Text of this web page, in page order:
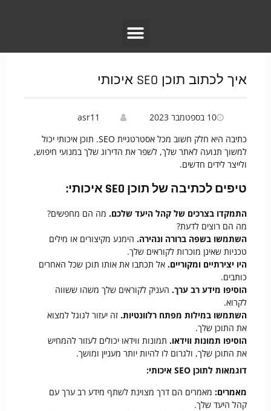
איך לכתוב תוכן SEO איכותי
10 בספטמבר 2023
asr11
כתיבה היא חלק חשוב מכל אסטרטגיית SEO. תוכן איכותי יכול
למשוך תנועה לאתר שלך, לשפר את הדירוג שלך במנועי חיפוש,
ולייצר לידים חדשים.
טיפים לכתיבה של תוכן SEO איכותי:
התמקדו בצרכים של קהל היעד שלכם. מה הם מחפשים?
מה הם רוצים לדעת?
השתמשו בשפה ברורה ונהירה. הימנע מקיצורים או מילים
טכניות שאינן מוכרות לקוראים שלך.
היו יצירתיים ומקוריים. אל תכתבו את אותו תוכן שכל האחרים
כותבים.
הוסיפו מידע רב ערך. העניק לקוראים שלך משהו ששווה
לקרוא.
השתמשו במילות מפתח רלוונטיות. זה יעזור לגוגל למצוא
את התוכן שלך.
הוסיפו תמונות ווידאו. תמונות ווידאו יכולים לעזור להמחיש
את התוכן שלך, ולגרום לו להיות יותר מעניין ומושך.
דוגמאות לתוכן SEO איכותי:
מאמרים: מאמרים הם דרך מצוינת לשתף מידע רב ערך עם
קהל היעד שלך.